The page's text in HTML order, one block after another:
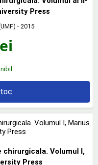
Press
- 2015
chirurgicala. Volumul I,
Press